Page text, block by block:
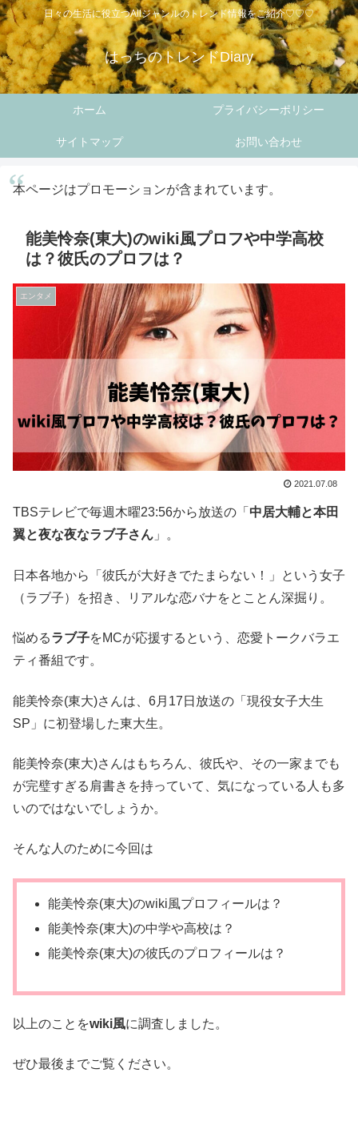
日々の生活に役立つAllジャンルのトレンド情報をご紹介♡♡♡
はっちのトレンドDiary
ホーム プライバシーポリシー
サイトマップ お問い合わせ
本ページはプロモーションが含まれています。
能美怜奈(東大)のwiki風プロフや中学高校
は？彼氏のプロフは？
エンタメ
2021.07.08
TBSテレビで毎週木曜23:56から放送の「 中居大輔と本田
翼と夜な夜なラブ子さん 」。
日本各地から「彼氏が大好きでたまらない！」という女子
（ラブ子）を招き、リアルな恋バナをとことん深掘り。
悩めるラブ子をMCが応援するという、恋愛トークバラエ
ティ番組です。
能美怜奈(東大)さんは、6月17日放送の「現役女子大生
SP」に初登場した東大生。
能美怜奈(東大)さんはもちろん、彼氏や、その一家までも
が完璧すぎる肩書きを持っていて、気になっている人も多
いのではないでしょうか。
そんな人のために今回は
能美怜奈(東大)のwiki風プロフィールは？
能美怜奈(東大)の中学や高校は？
能美怜奈(東大)の彼氏のプロフィールは？
以上のことをwiki風に調査しました。
ぜひ最後までご覧ください。